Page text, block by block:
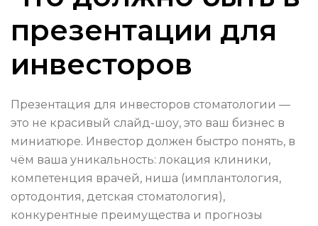
презентации для
инвесторов
Презентация для инвесторов стоматологии —
это не красивый слайд-шоу, это ваш бизнес в
миниатюре. Инвестор должен быстро понять, в
чём ваша уникальность: локация клиники,
компетенция врачей, ниша (имплантология,
ортодонтия, детская стоматология),
конкурентные преимущества и прогнозы